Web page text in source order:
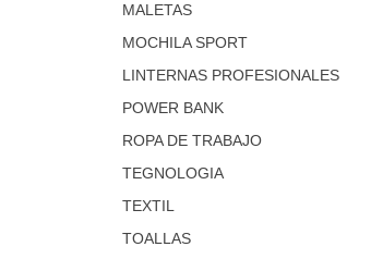
MALETAS
MOCHILA SPORT
LINTERNAS PROFESIONALES
POWER BANK
ROPA DE TRABAJO
TEGNOLOGIA
TEXTIL
TOALLAS